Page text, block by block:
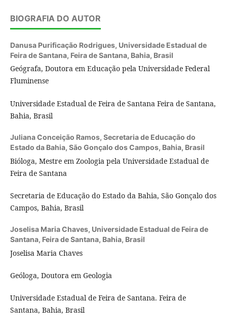
BIOGRAFIA DO AUTOR
Danusa Purificação Rodrigues, Universidade Estadual de
Feira de Santana, Feira de Santana, Bahia, Brasil
Geógrafa, Doutora em Educação pela Universidade Federal
Fluminense
Universidade Estadual de Feira de Santana Feira de Santana,
Bahia, Brasil
Juliana Conceição Ramos, Secretaria de Educação do
Estado da Bahia, São Gonçalo dos Campos, Bahia, Brasil
Bióloga, Mestre em Zoologia pela Universidade Estadual de
Feira de Santana
Secretaria de Educação do Estado da Bahia, São Gonçalo dos
Campos, Bahia, Brasil
Joselisa Maria Chaves, Universidade Estadual de Feira de
Santana, Feira de Santana, Bahia, Brasil
Joselisa Maria Chaves
Geóloga, Doutora em Geologia
Universidade Estadual de Feira de Santana. Feira de
Santana, Bahia, Brasil